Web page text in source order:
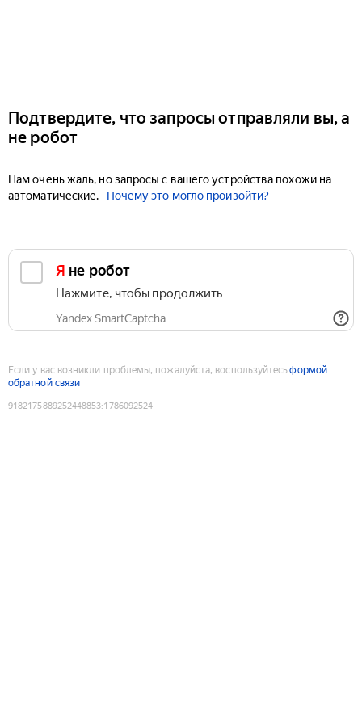
Подтвердите, что запросы отправляли вы, а
не робот
Нам очень жаль, но запросы с вашего устройства похожи на
автоматические.
Почему это могло произойти?
Я не робот
Нажмите, чтобы продолжить
Yandex SmartCaptcha
Если у вас возникли проблемы, пожалуйста, воспользуйтесьформой
обратной связи
9182175889252448853:1786092524